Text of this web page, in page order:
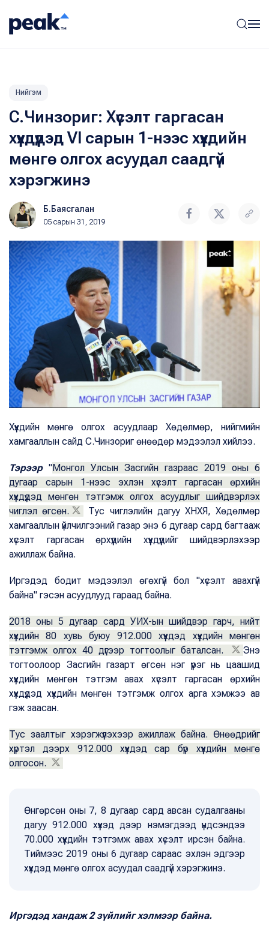
Нийгэм
С.Чинзориг: Хүсэлт гаргасан
хүүхдүүдэд VI сарын 1-нээс хүүхдийн
мөнгө олгох асуудал саадгүй
хэрэгжинэ
Б.Баясгалан
05 сарын 31, 2019
Хүүхдийн мөнгө олгох асуудлаар Хөдөлмөр, нийгмийн
хамгааллын сайд С.Чинзориг өнөөдөр мэдээлэл хийлээ.
Тэрээр"Монгол Улсын Засгийн газраас 2019 оны 6
дугаар сарын 1-нээс эхлэн хүсэлт гаргасан өрхийн
хүүхдүүдэд мөнгөн тэтгэмж олгох асуудлыг шийдвэрлэх
чиглэл өгсөн.
Тус чиглэлийн дагуу ХНХЯ, Хөдөлмөр
хамгааллын үйлчилгээний газар энэ 6 дугаар сард багтааж
хүсэлт гаргасан өрхүүдийн хүүхдүүдийг шийдвэрлэхээр
ажиллаж байна.
Иргэдэд бодит мэдээлэл өгөхгүй бол "хүсэлт авахгүй
байна" гэсэн асуудлууд гараад байна.
2018 оны 5 дугаар сард УИХ-ын шийдвэр гарч, нийт
хүүхдийн 80 хувь буюу 912.000 хүүхдэд хүүхдийн мөнгөн
тэтгэмж олгох 40 дүгээр тогтоолыг баталсан.
Энэ
тогтоолоор Засгийн газарт өгсөн нэг үүрэг нь цаашид
хүүхдийн мөнгөн тэтгэм авах хүсэлт гаргасан өрхийн
хүүхдүүдэд хүүхдийн мөнгөн тэтгэмж олгох арга хэмжээ ав
гэж заасан.
Тус заалтыг хэрэгжүүлэхээр ажиллаж байна. Өнөөдрийг
хүртэл дээрх 912.000 хүүхдэд сар бүр хүүхдийн мөнгө
олгосон.
Өнгөрсөн оны 7, 8 дугаар сард авсан судалгааны
дагуу 912.000 хүүхэд дээр нэмэгдээд үндсэндээ
70.000 хүүхдийн тэтгэмж авах хүсэлт ирсэн байна.
Тиймээс 2019 оны 6 дугаар сараас эхлэн эдгээр
хүүхдэд мөнгө олгох асуудал саадгүй хэрэгжинэ.
Иргэдэд хандаж 2 зүйлийг хэлмээр байна.